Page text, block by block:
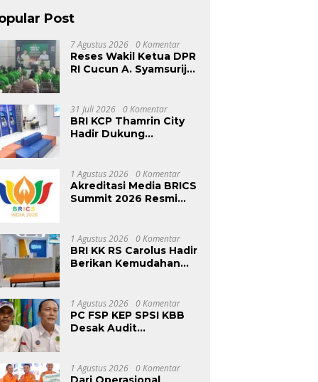
Post
7 Agustus 2026 0 Komentar
Reses Wakil Ketua DPR
RI Cucun A. Syamsurijal
Setiap Saat dan
Targetkan 1.000
Program Bedah Rumah
31 Juli 2026 0 Komentar
BRI KCP Thamrin City
Hadir Dukung
Pengunjung Pusat
Perdagangan Jakarta
Pusat
1 Agustus 2026 0 Komentar
Akreditasi Media BRICS
Summit 2026 Resmi
1 Agustus 2026 0 Komentar
BRI KK RS Carolus Hadir
Berikan Kemudahan
Sakit dan Masyarakat
1 Agustus 2026 0 Komentar
PC FSP KEP SPSI KBB
Desak Audit
Perusahaan Kebal dari
Penegakan Hukum
1 Agustus 2026 0 Komentar